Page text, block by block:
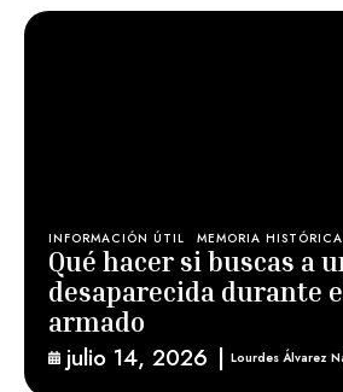
INFORMACIÓN ÚTIL MEMORIA HISTÓRICA
Qué hacer si buscas a
desaparecida durante
armado
julio 14, 2026 | Lourdes Álvarez